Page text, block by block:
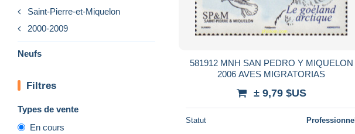
Saint-Pierre-et-Miquelon
2000-2009
Neufs
Filtres
Types de vente
En cours
581912 MNH SAN PEDRO Y MIQUELON
2006 AVES MIGRATORIAS
± 9,79 $US
Statut Professionnel